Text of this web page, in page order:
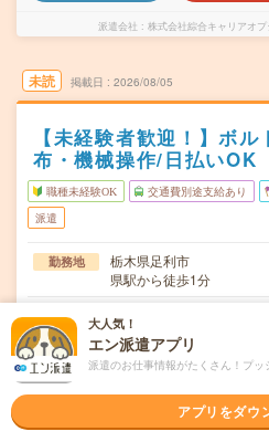
派遣会社 株式会社綜合キャリアオ
未読 掲載日 2026/08/05
【未経験者歓迎！】ボ
布・機械操作/日払いOK
職種未経験OK 交通費別途支給あり
派遣
勤務地
栃木県足利市
県駅から徒歩1分
曜日頻度 月～金
時間 08:30～17:00
期間
時給 時給1250円
大人気！
エン派遣アプリ
派遣のお仕事情報がたくさん！プッ
アプリをダウ